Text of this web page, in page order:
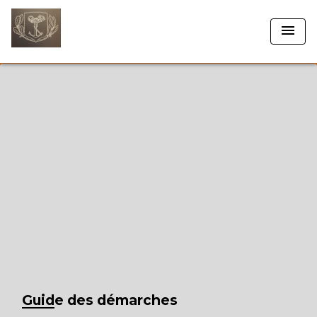
menu
Guide des démarches